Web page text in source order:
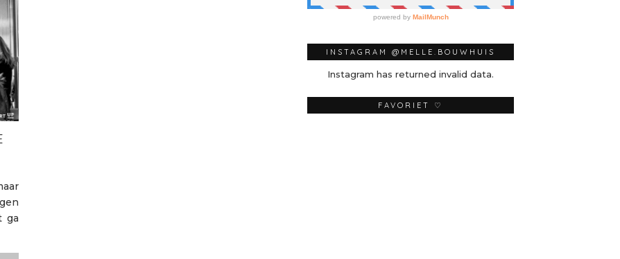
ga
INSTAGRAM @MELLE.BOUWHUIS
Instagram has returned invalid data.
FAVORIET ♡